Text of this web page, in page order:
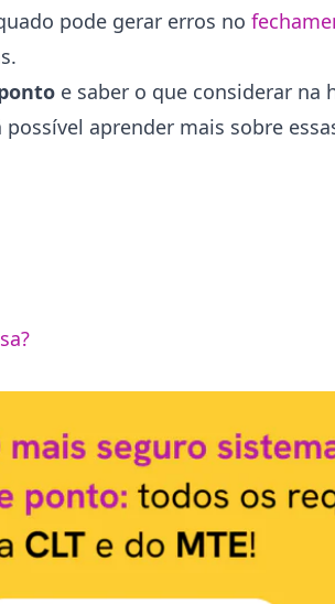
pode gerar erros no
e saber o que considerar na
aprender mais sobre